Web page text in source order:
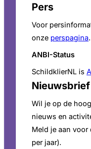
Pers
Voor
onze perspagina.
ANBI-Status
SchildklierNL is
Nieuwsbrief
Wil je op de
nieuws en
Meld je aan voor
per jaar).